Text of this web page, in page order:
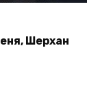
Шерхан